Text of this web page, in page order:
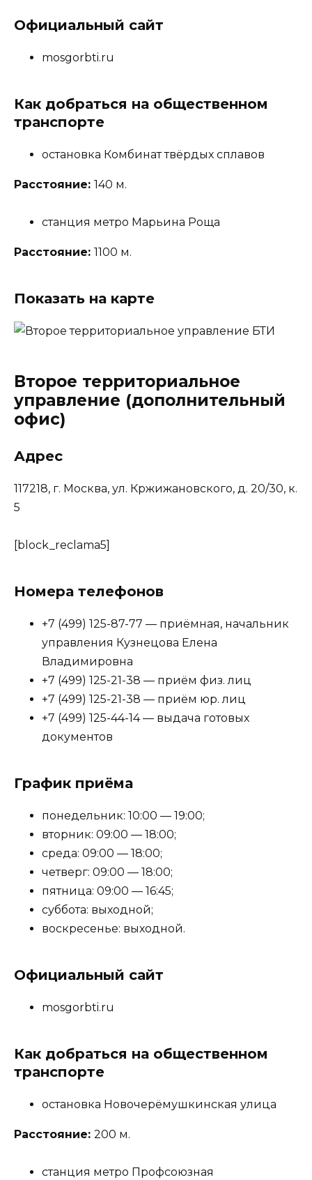
Официальный сайт
mosgorbti.ru
Как добраться на общественном
транспорте
остановка Комбинат твёрдых сплавов
Расстояние: 140 м.
станция метро Марьина Роща
Расстояние: 1100 м.
Показать на карте
Второе территориальное
управление (дополнительный
офис)
Адрес
117218, г. Москва, ул. Кржижановского, д. 20/30, к.
5
[block_reclama5]
Номера телефонов
+7 (499) 125-87-77 — приёмная, начальник
управления Кузнецова Елена
Владимировна
+7 (499) 125-21-38 — приём физ. лиц
+7 (499) 125-21-38 — приём юр. лиц
+7 (499) 125-44-14 — выдача готовых
документов
График приёма
понедельник: 10:00 — 19:00;
вторник: 09:00 — 18:00;
среда: 09:00 — 18:00;
четверг: 09:00 — 18:00;
пятница: 09:00 — 16:45;
суббота: выходной;
воскресенье: выходной.
Официальный сайт
mosgorbti.ru
Как добраться на общественном
транспорте
остановка Новочерёмушкинская улица
Расстояние: 200 м.
станция метро Профсоюзная